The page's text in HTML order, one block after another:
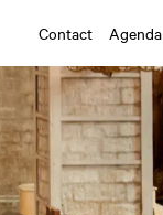
Contact Agenda